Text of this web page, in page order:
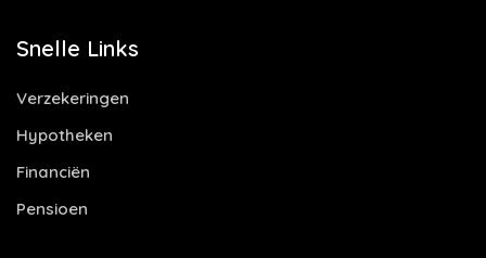
Snelle Links
Verzekeringen
Hypotheken
Financiën
Pensioen